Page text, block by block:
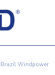
Brazil Windpower